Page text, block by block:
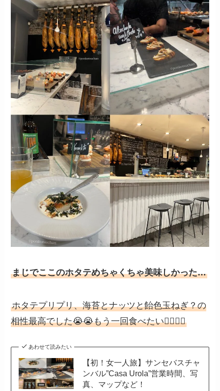
まじでここのホタテめちゃくちゃ美味しかった…
ホタテプリプリ、海苔とナッツと飴色玉ねぎ？の
相性最高でした😭😭もう一回食べたい🙂‍↕️🙂‍↕️
あわせて読みたい
【初！女一人旅】サンセバスチャ
ンバル”Casa Urola”営業時間、写
真、マップなど！